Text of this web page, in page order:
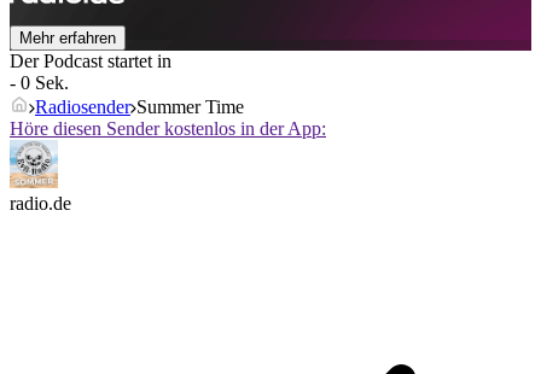
Mehr erfahren
Der Podcast startet in
- 0 Sek.
Radiosender Summer Time
Höre diesen Sender kostenlos in der App:
radio.de